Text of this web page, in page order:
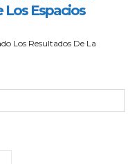
Los Espacios
Los Resultados De La